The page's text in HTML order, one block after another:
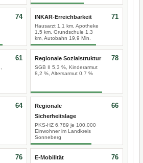
74 INKAR-Erreichbarkeit
Hausarzt 1,1 km, Apotheke
1,5 km, Grundschule 1,3
km, Autobahn 19,9 Min.
71
61 Regionale Sozialstruktur
SGB II 5,3 %, Kinderarmut
8,2 %, Altersarmut 0,7 %
78
64
Regionale
Sicherheitslage
PKS-HZ 6.789 je 100.000
Einwohner im Landkreis
Sonneberg
66
76 E-Mobilität 76